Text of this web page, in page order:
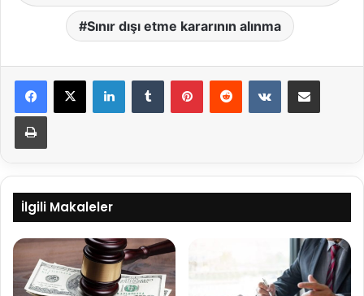
Sınır dışı etme kararının alınma
LinkedInTumblr PinterestReddit VKontakteE-Posta ile paylaş
Yazdır
İlgili Makaleler